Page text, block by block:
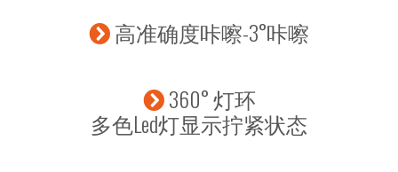
高准确度咔嚓-3°咔嚓
360° 灯环
多色Led灯显示拧紧状态